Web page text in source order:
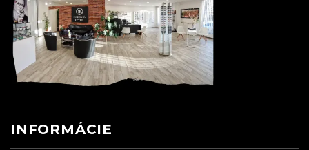
INFORMÁCIE